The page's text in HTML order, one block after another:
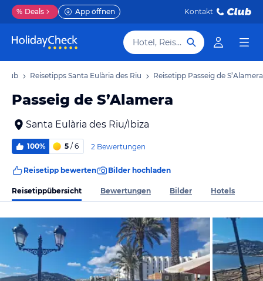
% Deals App öffnen Kontakt
Hotel, Reiseziel
Reisetipps Santa Eulària des Riu Reisetipp Passeig de S’Alamera
Passeig de S’Alamera
Santa Eulària des Riu/Ibiza
100% 5 / 6 2 Bewertungen
Reisetipp bewerten Bilder hochladen
Reisetippübersicht Bewertungen Bilder Hotels